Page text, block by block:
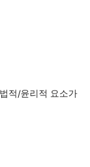
적/윤리적 요소가